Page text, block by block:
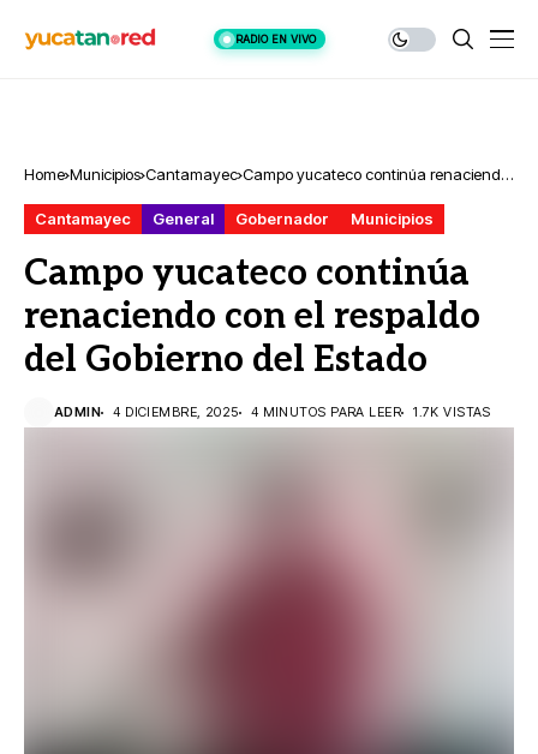
RADIO EN VIVO
Home Municipios Cantamayec Campo yucateco continúa renaciendo
Estado
Cantamayec General Gobernador Municipios
Campo yucateco continúa
renaciendo con el respaldo
del Gobierno del Estado
ADMIN 4 DICIEMBRE, 2025 4 MINUTOS PARA LEER 1.7K VISTAS